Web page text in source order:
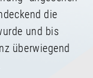
die
und bis
überwiegend